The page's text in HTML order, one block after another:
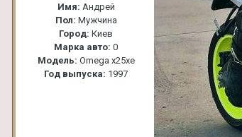
Имя: Андрей
Пол: Мужчина
Город: Киев
Марка авто: 0
Модель: Omega x25xe
Год выпуска: 1997